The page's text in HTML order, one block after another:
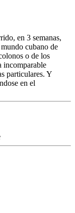
en 3 semanas,
cubano de
o de los
incomparable
particulares. Y
en el